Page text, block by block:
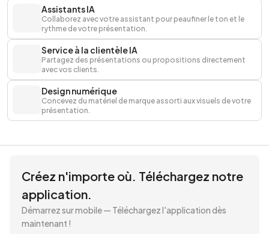
Assistants IA
Collaborez avec votre assistant pour peaufiner le ton et le
rythme de votre présentation.
Service à la clientèle IA
Partagez des présentations ou propositions directement
avec vos clients.
Design numérique
Concevez du matériel de marque assorti aux visuels de votre
présentation.
Créez n'importe où. Téléchargez notre
application.
Démarrez sur mobile — Téléchargez l'application dès
maintenant !